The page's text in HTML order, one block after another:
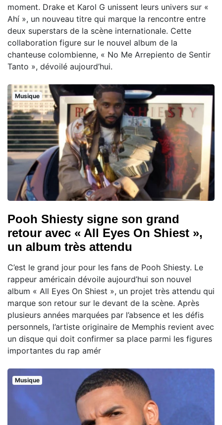
moment. Drake et Karol G unissent leurs univers sur «
Ahí », un nouveau titre qui marque la rencontre entre
deux superstars de la scène internationale. Cette
collaboration figure sur le nouvel album de la
chanteuse colombienne, « No Me Arrepiento de Sentir
Tanto », dévoilé aujourd’hui.
Musique
Pooh Shiesty signe son grand
retour avec « All Eyes On Shiest »,
un album très attendu
C’est le grand jour pour les fans de Pooh Shiesty. Le
rappeur américain dévoile aujourd’hui son nouvel
album « All Eyes On Shiest », un projet très attendu qui
marque son retour sur le devant de la scène. Après
plusieurs années marquées par l’absence et les défis
personnels, l’artiste originaire de Memphis revient avec
un disque qui doit confirmer sa place parmi les figures
importantes du rap amér
Musique